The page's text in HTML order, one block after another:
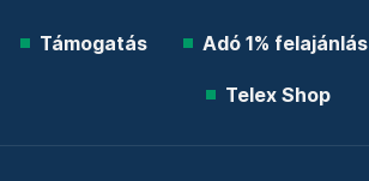
Támogatás Adó 1% felajánlás
Telex Shop